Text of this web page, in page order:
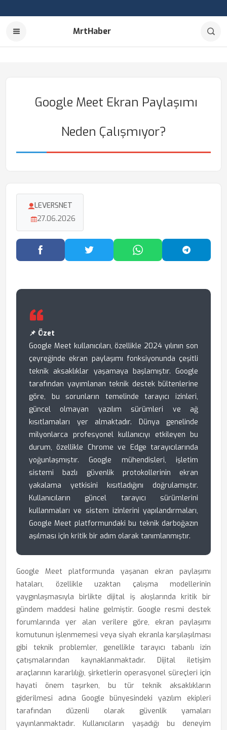
MrtHaber
Google Meet Ekran Paylaşımı
Neden Çalışmıyor?
LEVERSNET
27.06.2026
Facebook'ta PaylaşTwitter'da PaylaşWhatsApp'ta Paylaş
📌 Özet
Google Meet kullanıcıları, özellikle 2024 yılının son
çeyreğinde ekran paylaşımı fonksiyonunda çeşitli
teknik aksaklıklar yaşamaya başlamıştır. Google
tarafından yayımlanan teknik destek bültenlerine
göre, bu sorunların temelinde tarayıcı izinleri,
güncel olmayan yazılım sürümleri ve ağ
kısıtlamaları yer almaktadır. Dünya genelinde
milyonlarca profesyonel kullanıcıyı etkileyen bu
durum, özellikle Chrome ve Edge tarayıcılarında
yoğunlaşmıştır. Google mühendisleri, işletim
sistemi bazlı güvenlik protokollerinin ekran
yakalama yetkisini kısıtladığını doğrulamıştır.
Kullanıcıların güncel tarayıcı sürümlerini
kullanmaları ve sistem izinlerini yapılandırmaları,
Google Meet platformundaki bu teknik darboğazın
aşılması için kritik bir adım olarak tanımlanmıştır.
Google Meet platformunda yaşanan ekran paylaşımı
hataları, özellikle uzaktan çalışma modellerinin
yaygınlaşmasıyla birlikte dijital iş akışlarında kritik bir
gündem maddesi haline gelmiştir. Google resmi destek
forumlarında yer alan verilere göre, ekran paylaşımı
komutunun işlenmemesi veya siyah ekranla karşılaşılması
gibi teknik problemler, genellikle tarayıcı tabanlı izin
çatışmalarından kaynaklanmaktadır. Dijital iletişim
araçlarının kararlılığı, şirketlerin operasyonel süreçleri için
hayati önem taşırken, bu tür teknik aksaklıkların
giderilmesi adına Google bünyesindeki yazılım ekipleri
tarafından düzenli olarak güvenlik yamaları
yayınlanmaktadır. Kullanıcıların yaşadığı bu deneyim